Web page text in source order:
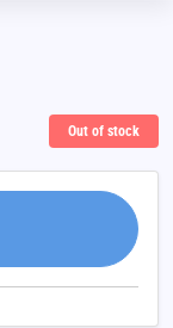
Out of stock